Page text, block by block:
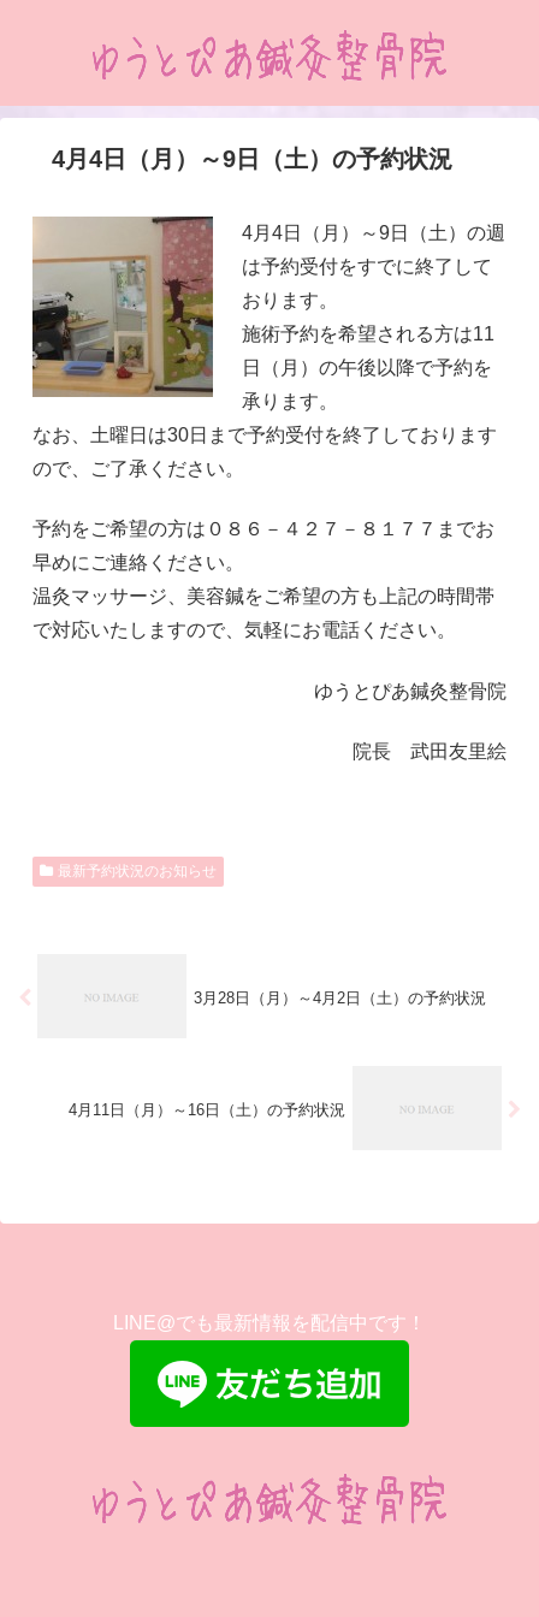
4月4日（月）～9日（土）の予約状況
4月4日（月）～9日（土）の週
は予約受付をすでに終了して
おります。
施術予約を希望される方は11
日（月）の午後以降で予約を
承ります。
なお、土曜日は30日まで予約受付を終了しております
ので、ご了承ください。
予約をご希望の方は０８６－４２７－８１７７までお
早めにご連絡ください。
温灸マッサージ、美容鍼をご希望の方も上記の時間帯
で対応いたしますので、気軽にお電話ください。
ゆうとぴあ鍼灸整骨院
院長 武田友里絵
最新予約状況のお知らせ
3月28日（月）～4月2日（土）の予約状況
4月11日（月）～16日（土）の予約状況
LINE@でも最新情報を配信中です！